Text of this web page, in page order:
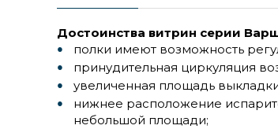
Достоинства витрин серии
полки имеют возможность
принудительная циркуляция
увеличенная площадь
нижнее расположение
небольшой площади;